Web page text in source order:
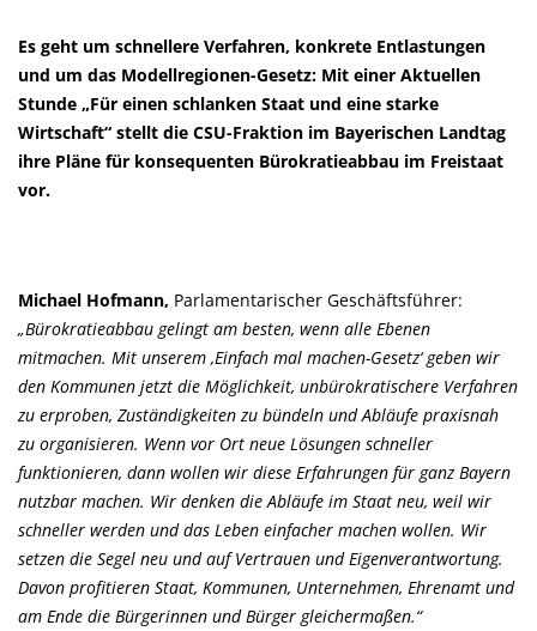
Es geht um schnellere Verfahren, konkrete Entlastungen
und um das Modellregionen-Gesetz: Mit einer Aktuellen
Stunde „Für einen schlanken Staat und eine starke
Wirtschaft“ stellt die CSU-Fraktion im Bayerischen Landtag
ihre Pläne für konsequenten Bürokratieabbau im Freistaat
vor.
Michael Hofmann, Parlamentarischer Geschäftsführer:
Bürokratieabbau gelingt am besten, wenn alle Ebenen
mitmachen. Mit unserem ‚Einfach mal machen-Gesetz‘ geben wir
den Kommunen jetzt die Möglichkeit, unbürokratischere Verfahren
zu erproben, Zuständigkeiten zu bündeln und Abläufe praxisnah
zu organisieren. Wenn vor Ort neue Lösungen schneller
funktionieren, dann wollen wir diese Erfahrungen für ganz Bayern
nutzbar machen. Wir denken die Abläufe im Staat neu, weil wir
schneller werden und das Leben einfacher machen wollen. Wir
setzen die Segel neu und auf Vertrauen und Eigenverantwortung.
Davon profitieren Staat, Kommunen, Unternehmen, Ehrenamt und
am Ende die Bürgerinnen und Bürger gleichermaßen.“